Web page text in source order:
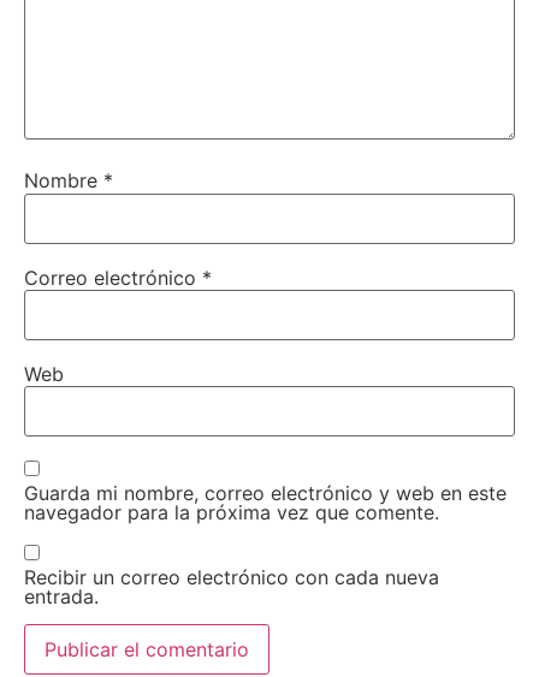
Nombre *
Correo electrónico *
Web
Guarda mi nombre, correo electrónico y web en este
navegador para la próxima vez que comente.
Recibir un correo electrónico con cada nueva
entrada.